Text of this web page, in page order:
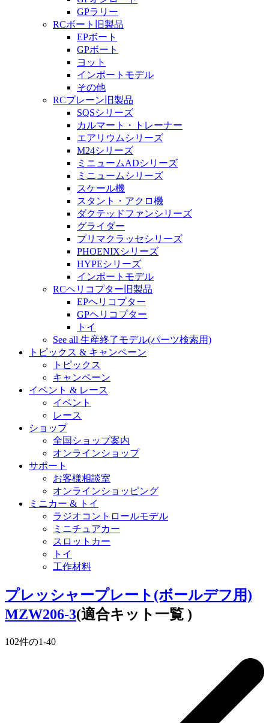
GPラリー
RCボート旧製品
EPボート
GPボート
ヨット
インポートモデル
その他
RCプレーン旧製品
SQSシリーズ
カルマート・トレーナー
エアリウムシリーズ
M24シリーズ
ミニュームADシリーズ
ミニュームシリーズ
スケール機
スタント・アクロ機
ダクテッドファンシリーズ
グライダー
プリマクラッセシリーズ
PHOENIXシリーズ
HYPEシリーズ
インポートモデル
RCヘリコプター旧製品
EPヘリコプター
GPヘリコプター
トイ
See all 生産終了モデル(パーツ検索用)
トピックス & キャンペーン
トピックス
キャンペーン
イベント & レース
イベント
レース
ショップ
全国ショップ案内
オンラインショップ
サポート
お客様相談室
オンラインショッピング
ミニカー & トイ
ラジオコントロールモデル
ミニチュアカー
スロットカー
トイ
工作材料
プレッシャープレート(ボールデフ用)
MZW206-3(適合キット一覧 )
102件の1-40